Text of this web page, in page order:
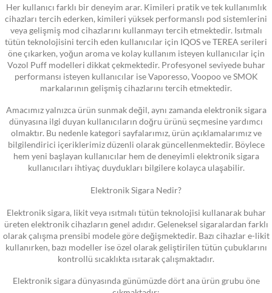
Her kullanıcı farklı bir deneyim arar. Kimileri pratik ve tek kullanımlık
cihazları tercih ederken, kimileri yüksek performanslı pod sistemlerini
veya gelişmiş mod cihazlarını kullanmayı tercih etmektedir. Isıtmalı
tütün teknolojisini tercih eden kullanıcılar için IQOS ve TEREA serileri
öne çıkarken, yoğun aroma ve kolay kullanım isteyen kullanıcılar için
Vozol Puff modelleri dikkat çekmektedir. Profesyonel seviyede buhar
performansı isteyen kullanıcılar ise Vaporesso, Voopoo ve SMOK
markalarının gelişmiş cihazlarını tercih etmektedir.
Amacımız yalnızca ürün sunmak değil, aynı zamanda elektronik sigara
dünyasına ilgi duyan kullanıcıların doğru ürünü seçmesine yardımcı
olmaktır. Bu nedenle kategori sayfalarımız, ürün açıklamalarımız ve
bilgilendirici içeriklerimiz düzenli olarak güncellenmektedir. Böylece
hem yeni başlayan kullanıcılar hem de deneyimli elektronik sigara
kullanıcıları ihtiyaç duydukları bilgilere kolayca ulaşabilir.
Elektronik Sigara Nedir?
Elektronik sigara, likit veya ısıtmalı tütün teknolojisi kullanarak buhar
üreten elektronik cihazların genel adıdır. Geleneksel sigaralardan farklı
olarak çalışma prensibi modele göre değişmektedir. Bazı cihazlar e-likit
kullanırken, bazı modeller ise özel olarak geliştirilen tütün çubuklarını
kontrollü sıcaklıkta ısıtarak çalışmaktadır.
Elektronik sigara dünyasında günümüzde dört ana ürün grubu öne